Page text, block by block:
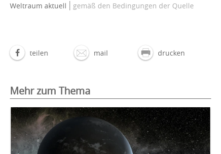
Weltraum aktuell gemäß den Bedingungen der Quelle
teilen mail drucken
Mehr zum Thema